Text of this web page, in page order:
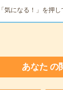
「気になる！」を押
あなた の